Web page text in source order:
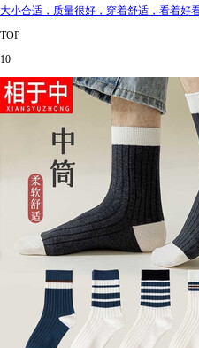
大小合适，质量很好，穿着舒适，看着好
TOP
10